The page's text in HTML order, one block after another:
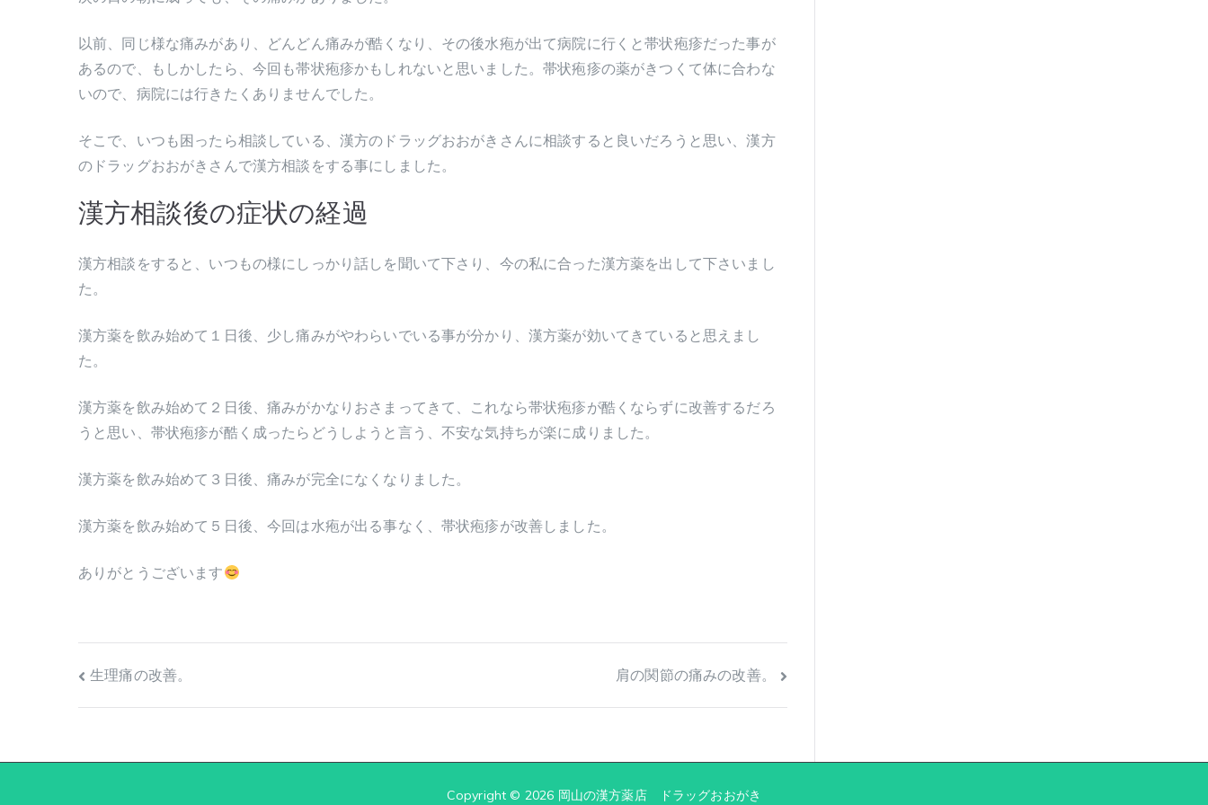
以前、同じ様な痛みがあり、どんどん痛みが酷くなり、その後水疱が出て病院に行くと帯状疱疹だった事が
あるので、もしかしたら、今回も帯状疱疹かもしれないと思いました。帯状疱疹の薬がきつくて体に合わな
いので、病院には行きたくありませんでした。
そこで、いつも困ったら相談している、漢方のドラッグおおがきさんに相談すると良いだろうと思い、漢方
のドラッグおおがきさんで漢方相談をする事にしました。
漢方相談後の症状の経過
漢方相談をすると、いつもの様にしっかり話しを聞いて下さり、今の私に合った漢方薬を出して下さいまし
た。
漢方薬を飲み始めて１日後、少し痛みがやわらいでいる事が分かり、漢方薬が効いてきていると思えまし
た。
漢方薬を飲み始めて２日後、痛みがかなりおさまってきて、これなら帯状疱疹が酷くならずに改善するだろ
うと思い、帯状疱疹が酷く成ったらどうしようと言う、不安な気持ちが楽に成りました。
漢方薬を飲み始めて３日後、痛みが完全になくなりました。
漢方薬を飲み始めて５日後、今回は水疱が出る事なく、帯状疱疹が改善しました。
ありがとうございます
投
稿
ナ
生理痛の改善。 肩の関節の痛みの改善。
Copyright © 2026 岡山の漢方薬店 ドラッグおおがき